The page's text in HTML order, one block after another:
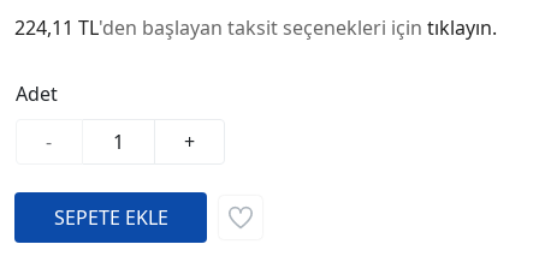
224,11 TL'den başlayan taksit seçenekleri için tıklayın.
Adet
-
+